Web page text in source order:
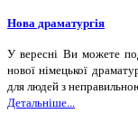
Нова драматургія
У вересні Ви можете
нової німецької
для людей з
Детальніше...